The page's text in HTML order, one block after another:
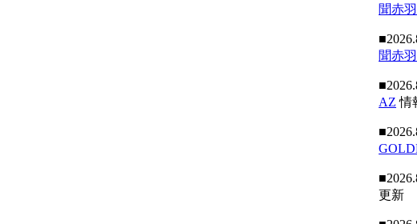
聞赤
聞赤
AZ 情
更新